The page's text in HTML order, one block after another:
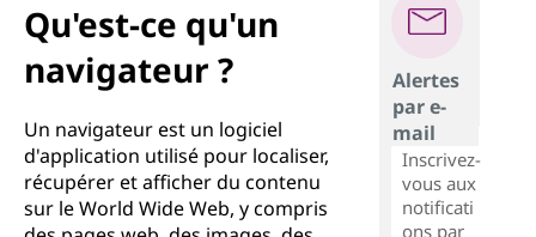
Qu'est-ce qu'un
navigateur ?
Un navigateur est un logiciel
d'application utilisé pour localiser,
récupérer et afficher du contenu
sur le World Wide Web, y compris
Alertes
par e-
mail
Inscrivez-
vous aux
notificati
ons par